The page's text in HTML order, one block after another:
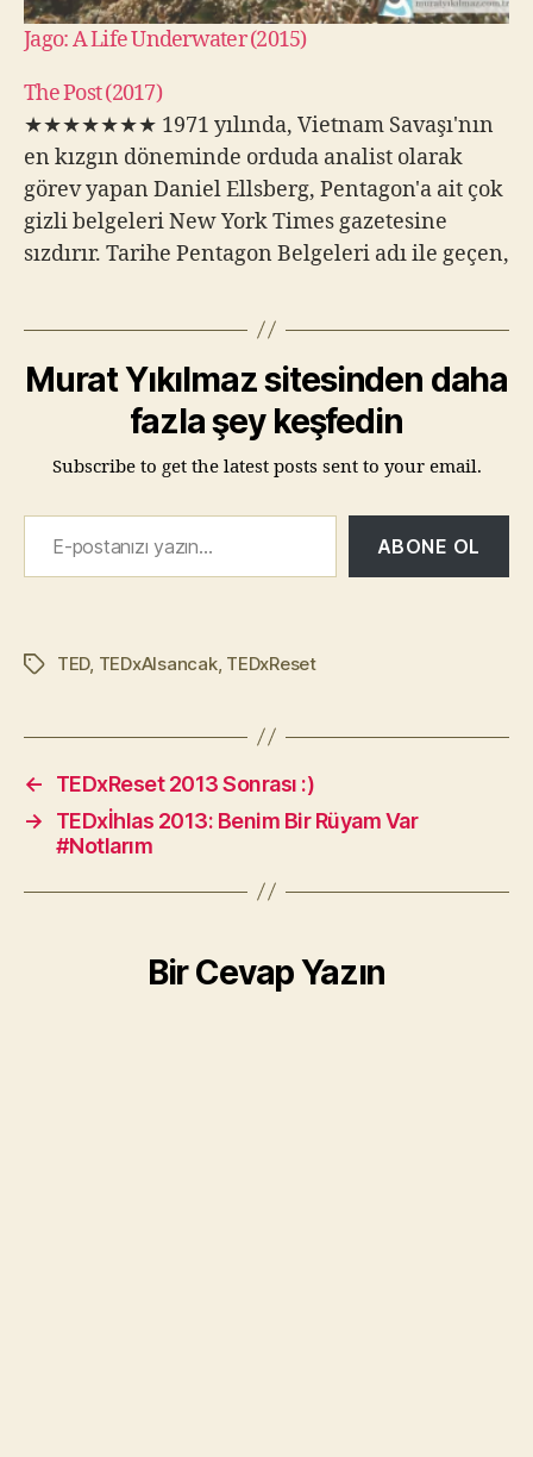
Jago: A Life Underwater (2015)
The Post (2017)
★★★★★★★ 1971 yılında, Vietnam Savaşı'nın
en kızgın döneminde orduda analist olarak
görev yapan Daniel Ellsberg, Pentagon'a ait çok
gizli belgeleri New York Times gazetesine
sızdırır. Tarihe Pentagon Belgeleri adı ile geçen,
ilişkilerini konu olan bu belgeler dönemin
hazırlatılmış analiz raporlarıdır. Daniel
Ellsberg'in belgeleri…
Murat Yıkılmaz sitesinden daha
fazla şey keşfedin
Subscribe to get the latest posts sent to your email.
E-postanızı yazın…
ABONE OL
Etiketler
TED, TEDxAlsancak, TEDxReset
←
TEDxReset 2013 Sonrası :)
→
TEDxİhlas 2013: Benim Bir Rüyam Var
#Notlarım
Bir Cevap Yazın